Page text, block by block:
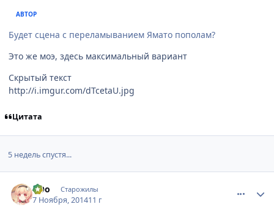
АВТОР
Будет сцена с переламыванием Ямато пополам?
Это же моэ, здесь максимальный вариант
Скрытый текст
http://i.imgur.com/dTcetaU.jpg
Цитата
5 недель спустя...
оОо Старожилы
7 Ноября, 201411 г